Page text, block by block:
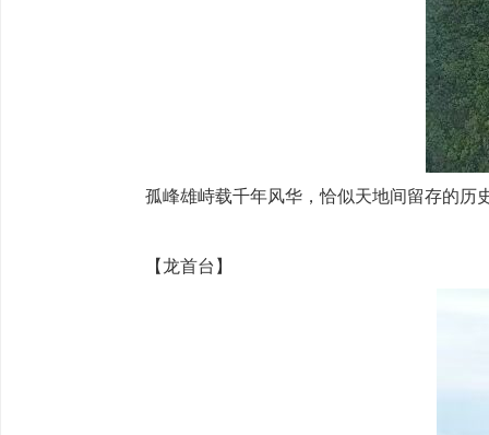
孤峰雄峙载千年风华，恰似天地间留存的历
【龙首台】